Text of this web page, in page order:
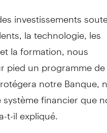
investissements
la technologie, les
la formation, nous
pied un programme de
notre Banque,
financier que
t-il expliqué.